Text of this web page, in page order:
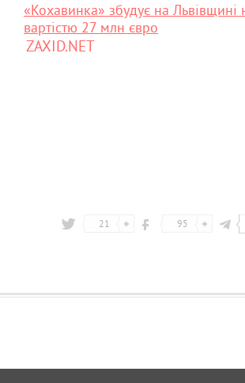
«Кохавинка» збудує на Львівщині
вартістю 27 млн євро
ZAXID.NET
21 95